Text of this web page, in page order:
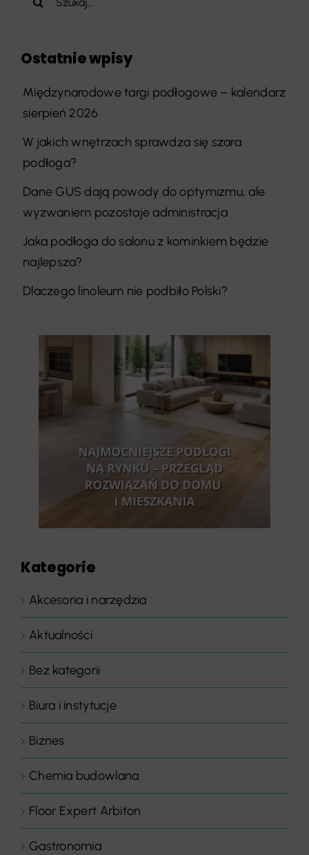
Ostatnie wpisy
Międzynarodowe targi podłogowe – kalendarz
sierpień 2026
W jakich wnętrzach sprawdza się szara
podłoga?
Dane GUS dają powody do optymizmu, ale
wyzwaniem pozostaje administracja
Jaka podłoga do salonu z kominkiem będzie
najlepsza?
Dlaczego linoleum nie podbiło Polski?
Kategorie
Akcesoria i narzędzia
Aktualności
Bez kategorii
Biura i instytucje
Biznes
Chemia budowlana
Floor Expert Arbiton
Gastronomia